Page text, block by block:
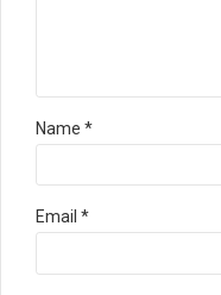
Name *
Email *